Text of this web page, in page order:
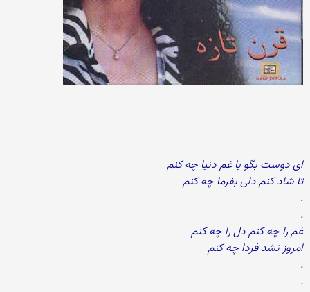
ای دوست بگو با غم دنیا چه کنم
تا شاد کنم دلی بفرما چه کنم
.
.
غم را چه کنم دل را چه کنم
امروز نشد فردا چه کنم
.
.